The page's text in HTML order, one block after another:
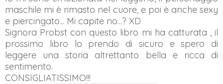
maschile mi è rimasto nel cuore, e poi è anche sexy
e piercingato... Mi capite no...? XD
Signora Probst con questo libro mi ha catturata , il
prossimo libro lo prendo di sicuro e spero di
leggere una storia altrettanto bella e ricca di
sentimento.
CONSIGLIATISSIMO!!!